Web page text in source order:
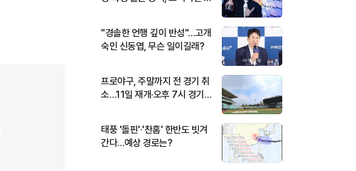
"경솔한 언행 깊이 반성"…고개
숙인 신동엽, 무슨 일이길래?
프로야구, 주말까지 전 경기 취
소…11일 재개·오후 7시 경기
태풍 '돌핀'·'찬홈' 한반도 빗겨
간다…예상 경로는?